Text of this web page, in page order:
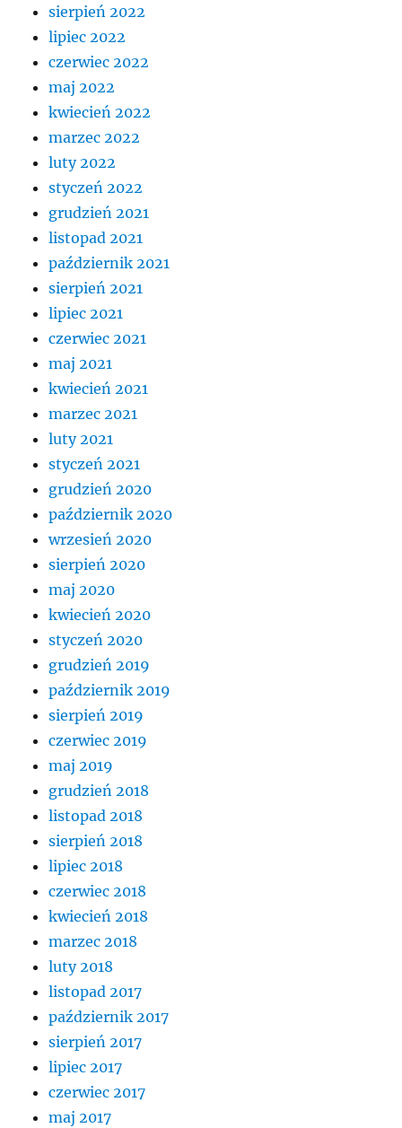
sierpień 2022
lipiec 2022
czerwiec 2022
maj 2022
kwiecień 2022
marzec 2022
luty 2022
styczeń 2022
grudzień 2021
listopad 2021
październik 2021
sierpień 2021
lipiec 2021
czerwiec 2021
maj 2021
kwiecień 2021
marzec 2021
luty 2021
styczeń 2021
grudzień 2020
październik 2020
wrzesień 2020
sierpień 2020
maj 2020
kwiecień 2020
styczeń 2020
grudzień 2019
październik 2019
sierpień 2019
czerwiec 2019
maj 2019
grudzień 2018
listopad 2018
sierpień 2018
lipiec 2018
czerwiec 2018
kwiecień 2018
marzec 2018
luty 2018
listopad 2017
październik 2017
sierpień 2017
lipiec 2017
czerwiec 2017
maj 2017